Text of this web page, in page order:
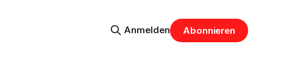
Anmelden Abonnieren